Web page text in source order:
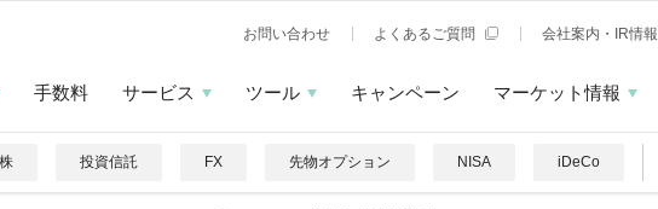
お問い合わせ よくあるご質問 会社案内・IR情報
手数料 サービス ツール キャンペーン マーケット情報
投資信託 FX 先物オプション NISA iDeCo